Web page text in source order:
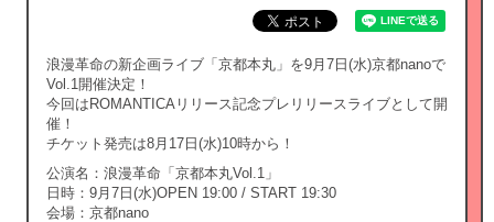
浪漫革命の新企画ライブ「京都本丸」を9月7日(水)京都nanoで
Vol.1開催決定！
今回はROMANTICAリリース記念プレリリースライブとして開
催！
チケット発売は8月17日(水)10時から！
公演名：浪漫革命「京都本丸Vol.1」
日時：9月7日(水)OPEN 19:00 / START 19:30
会場：京都nano